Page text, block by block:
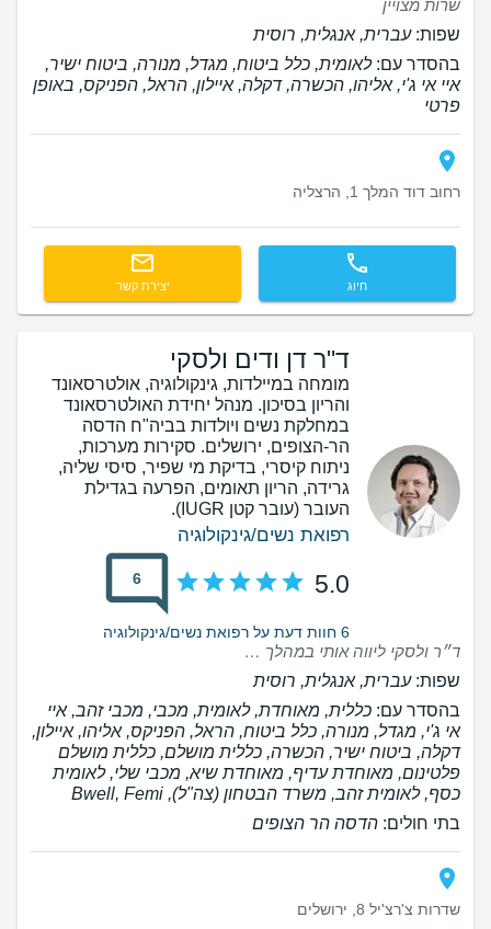
שרות מצויין
שפות:עברית, אנגלית, רוסית
בהסדר עם:לאומית, כלל ביטוח, מגדל, מנורה, ביטוח ישיר,
איי אי ג'י, אליהו, הכשרה, דקלה, איילון, הראל, הפניקס, באופן
פרטי
רחוב דוד המלך 1, הרצליה
חיוג יצירת קשר
ד"ר דן ודים ולסקי
מומחה במיילדות, גינקולוגיה, אולטרסאונד
והריון בסיכון. מנהל יחידת האולטרסאונד
במחלקת נשים ויולדות בביה"ח הדסה
הר-הצופים, ירושלים. סקירות מערכות,
ניתוח קיסרי, בדיקת מי שפיר, סיסי שליה,
גרידה, הריון תאומים, הפרעה בגדילת
העובר (עובר קטן IUGR).
רפואת נשים/גינקולוגיה
5.0
6
6 חוות דעת על רפואת נשים/גינקולוגיה
ד״ר ולסקי ליווה אותי במהלך ההיריון וביצע את סקירות המערכות והערכות המשקל במקצועיות, יסודיות ודיוק רב. בכל בדיקה קיבלתי הסברים ברורים, יחס מכבד וסבלני ותחושת ביטחון. ממליצה עליו בחום לכל אישה שמחפשת רופא מקצועי, אמין ויסודי.
שפות:עברית, אנגלית, רוסית
בהסדר עם: כללית, מאוחדת, לאומית, מכבי, מכבי זהב, איי
אי ג'י, מגדל, מנורה, כלל ביטוח, הראל, הפניקס, אליהו, איילון,
דקלה, ביטוח ישיר, הכשרה, כללית מושלם, כללית מושלם
פלטינום, מאוחדת עדיף, מאוחדת שיא, מכבי שלי, לאומית
כסף, לאומית זהב, משרד הבטחון (צה"ל), Bwell, Femi
בתי חולים: הדסה הר הצופים
שדרות צ'רצ'יל 8, ירושלים